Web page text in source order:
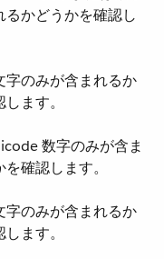
るかどうかを確認し
字のみが含まれるか
ます。
数字のみが含ま
確認します。
字のみが含まれるか
ます。